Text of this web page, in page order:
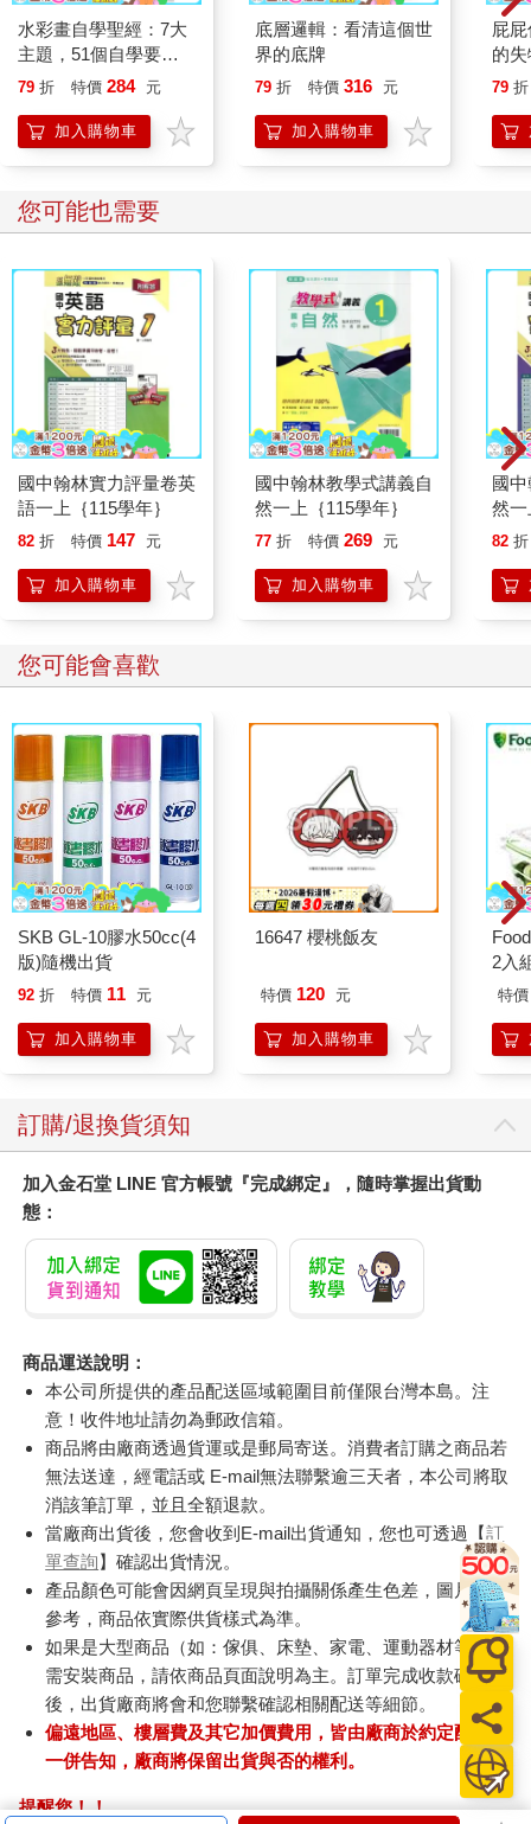
水彩畫自學聖經：7大
主題，51個自學要
點，一本最全面的水彩
79 折 特價 284 元
加入購物車
底層邏輯：看清這個世
界的底牌
79 折 特價 316 元
加入購物車
屁
的
79 折
您可能也需要
國中翰林實力評量卷英
語一上｛115學年｝
82 折 特價 147 元
加入購物車
國中翰林教學式講義自
然一上｛115學年｝
77 折 特價 269 元
加入購物車
國
然一
82 折
您可能會喜歡
SKB GL-10膠水50cc(4
版)隨機出貨
92 折 特價 11 元
加入購物車
16647 櫻桃飯友
特價 120 元
加入購物車
2入
特價
訂購/退換貨須知
加入金石堂 LINE 官方帳號『完成綁定』，隨時掌握出貨動
態：
商品運送說明：
本公司所提供的產品配送區域範圍目前僅限台灣本島。注
意！收件地址請勿為郵政信箱。
商品將由廠商透過貨運或是郵局寄送。消費者訂購之商品若
無法送達，經電話或 E-mail無法聯繫逾三天者，本公司將取
消該筆訂單，並且全額退款。
當廠商出貨後，您會收到E-mail出貨通知，您也可透過【訂
單查詢】確認出貨情況。
產品顏色可能會因網頁呈現與拍攝關係產生色差，圖片僅供
參考，商品依實際供貨樣式為準。
如果是大型商品（如：傢俱、床墊、家電、運動器材等）及
需安裝商品，請依商品頁面說明為主。訂單完成收款確認
後，出貨廠商將會和您聯繫確認相關配送等細節。
偏遠地區、樓層費及其它加價費用，皆由廠商於約定配送時
一併告知，廠商將保留出貨與否的權利。
提醒您！！